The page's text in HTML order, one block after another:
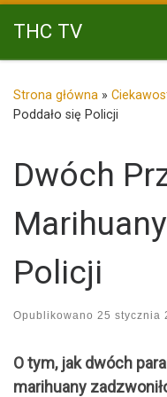
Przejdź do treści
THC TV
Strona główna »
Poddało się Policji
Dwóch
Policji
Opublikowano 25 stycznia
O tym, jak dwóch
marihuany